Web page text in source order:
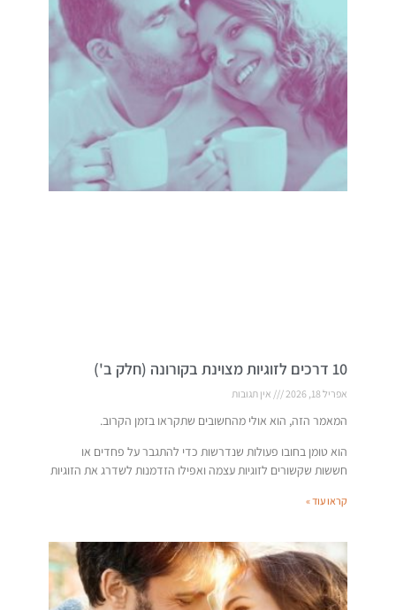
10 דרכים לזוגיות מצוינת בקורונה (חלק ב')
אפריל 18, 2026 אין תגובות
המאמר הזה, הוא אולי מהחשובים שתקראו בזמן הקרוב.
הוא טומן בחובו פעולות שנדרשות כדי להתגבר על פחדים או
חששות שקשורים לזוגיות עצמה ואפילו הזדמנות לשדרג את הזוגיות
קראו עוד »